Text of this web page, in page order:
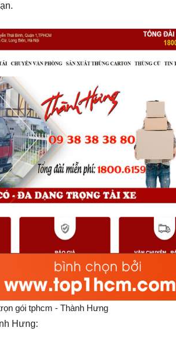
gói tphcm - Thành Hưng
Hưng: